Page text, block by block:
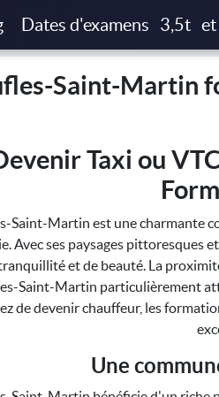
Dates d'examens 3,5t et
Neaufles-Saint-Martin formations
Saint-Martin
Taxi ou
Saint-Martin est une charmante
Avec ses paysages pittoresques
et de beauté. La
Saint-Martin particulièrement
de devenir chauffeur, les
Une